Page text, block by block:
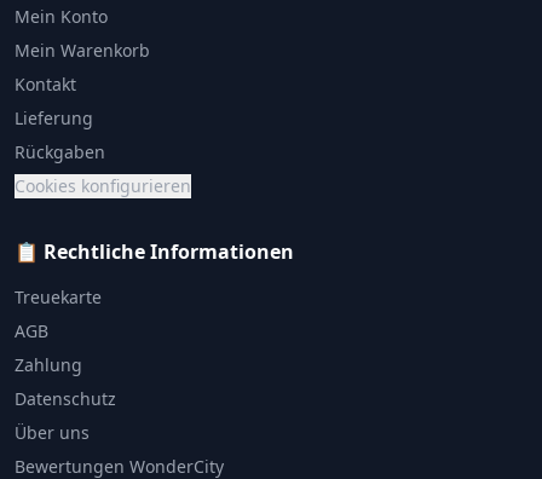
Mein Konto
Mein Warenkorb
Kontakt
Lieferung
Rückgaben
Cookies konfigurieren
📋 Rechtliche Informationen
Treuekarte
AGB
Zahlung
Datenschutz
Über uns
Bewertungen WonderCity